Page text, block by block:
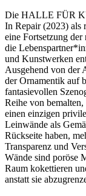
Die HALLE FÜR
In Repair (2023) als
eine Fortsetzung
die
und Kunstwerken
Ausgehend von der
der Ornamentik auf
fantasievollen
Reihe von
einen einzigen
Leinwände als
Rückseite haben,
Transparenz und
Wände sind poröse
Raum kokettieren
anstatt sie